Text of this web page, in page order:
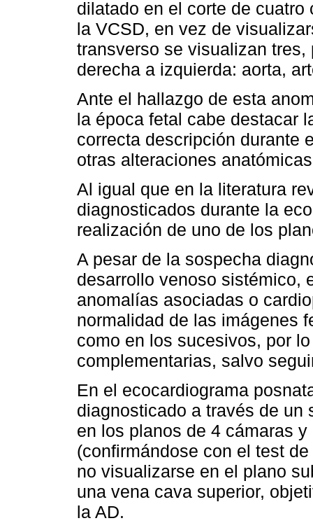
dilatado en el corte de
la VCSD, en vez de
transverso se visualizan
derecha a izquierda: aorta,
Ante el hallazgo de esta
la época fetal cabe destacar
correcta descripción durante
otras alteraciones
Al igual que en la literatura
diagnosticados durante la
realización de uno de los
A pesar de la sospecha
desarrollo venoso sistémico,
anomalías asociadas o
normalidad de las imágenes
como en los sucesivos, por
complementarias, salvo
En el ecocardiograma
diagnosticado a través de un
en los planos de 4 cámaras
(confirmándose con el test
no visualizarse en el plano
una vena cava superior,
la AD.